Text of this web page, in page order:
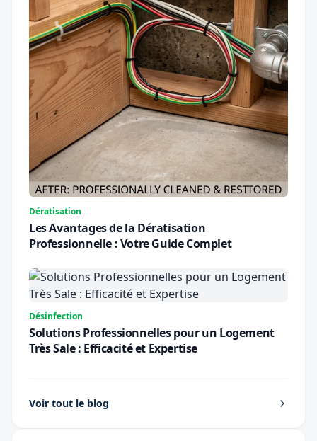
Dératisation
Les Avantages de la Dératisation
Professionnelle : Votre Guide Complet
Désinfection
Solutions Professionnelles pour un Logement
Très Sale : Efficacité et Expertise
Voir tout le blog